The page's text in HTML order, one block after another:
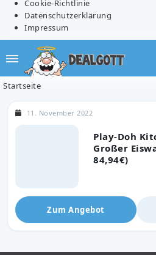
Cookie-Richtlinie
Datenschutzerklärung
Impressum
Startseite
Play-Doh
Großer
84,94€)
11. November 2022
Zum Angebot